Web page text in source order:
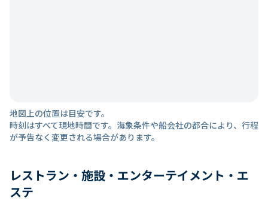
地図上の位置は目安です。
時刻はすべて現地時間です。海象条件や船会社の都合により、行程
が予告なく変更される場合があります。
レストラン・施設・エンターテイメント・エ
ステ